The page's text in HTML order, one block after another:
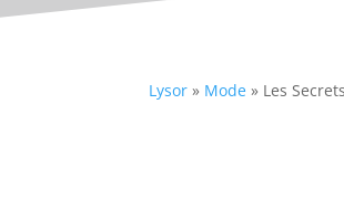
Lysor » Mode » Les